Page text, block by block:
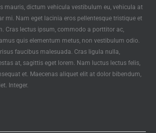
mauris, dictum vehicula vestibulum eu, vehicula at
mi. Nam eget lacinia eros pellentesque tristique et
Cras lectus ipsum, commodo a porttitor ac,
quis elementum metus, non vestibulum odio.
faucibus malesuada. Cras ligula nulla,
at, sagittis eget lorem. Nam luctus lectus felis,
et. Maecenas aliquet elit at dolor bibendum,
Integer.